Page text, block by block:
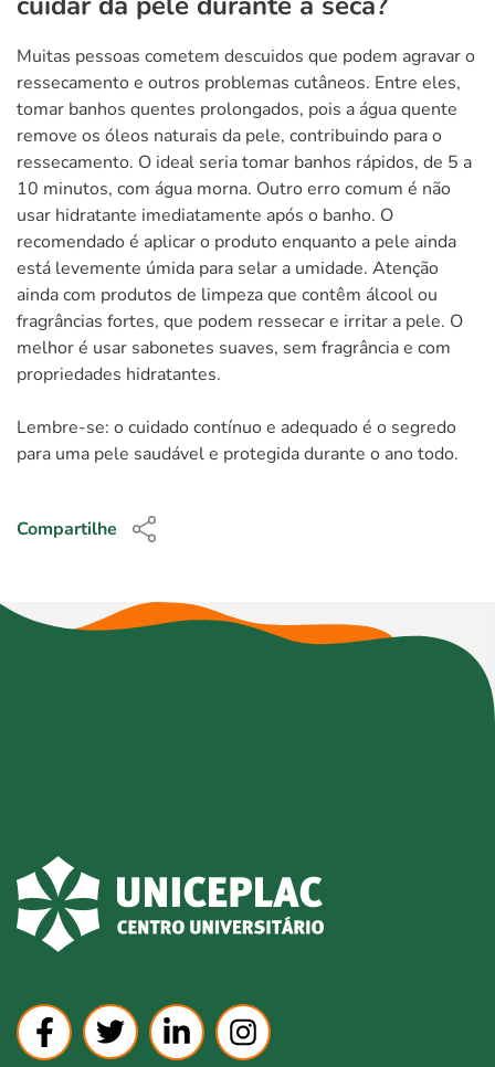
Muitas pessoas cometem descuidos que podem agravar o
ressecamento e outros problemas cutâneos. Entre eles,
tomar banhos quentes prolongados, pois a água quente
remove os óleos naturais da pele, contribuindo para o
ressecamento. O ideal seria tomar banhos rápidos, de 5 a
10 minutos, com água morna. Outro erro comum é não
usar hidratante imediatamente após o banho. O
recomendado é aplicar o produto enquanto a pele ainda
está levemente úmida para selar a umidade. Atenção
ainda com produtos de limpeza que contêm álcool ou
fragrâncias fortes, que podem ressecar e irritar a pele. O
melhor é usar sabonetes suaves, sem fragrância e com
propriedades hidratantes.
Lembre-se: o cuidado contínuo e adequado é o segredo
para uma pele saudável e protegida durante o ano todo.
Compartilhe